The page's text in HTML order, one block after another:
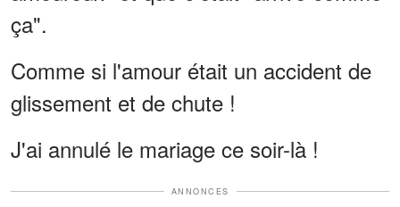
ça".
Comme si l'amour était un accident de
glissement et de chute !
J'ai annulé le mariage ce soir-là !
ANNONCES